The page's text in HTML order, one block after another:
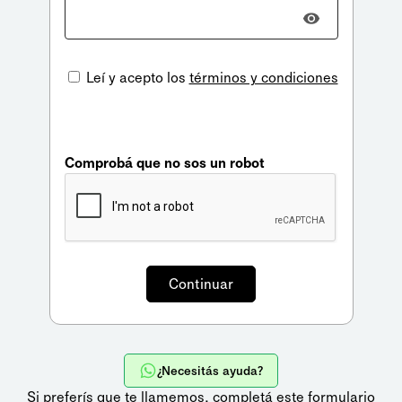
Leí y acepto los términos y condiciones
Comprobá que no sos un robot
¿Necesitás ayuda?
Si preferís que te llamemos, completá este formulario